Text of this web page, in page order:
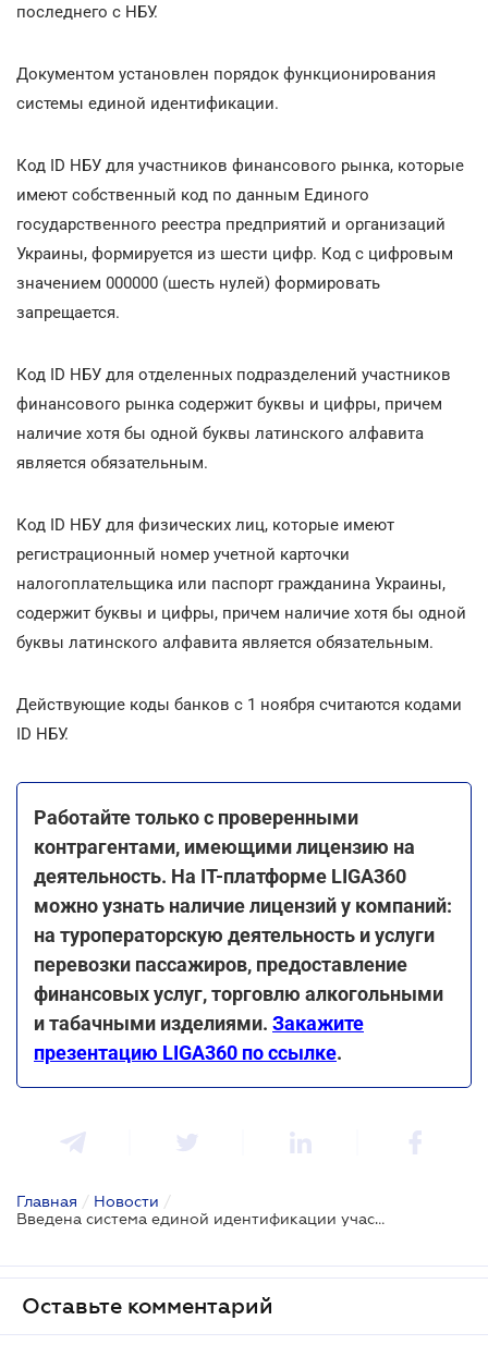
последнего с НБУ.
Документом установлен порядок функционирования
системы единой идентификации.
Код ID НБУ для участников финансового рынка, которые
имеют собственный код по данным Единого
государственного реестра предприятий и организаций
Украины, формируется из шести цифр. Код с цифровым
значением 000000 (шесть нулей) формировать
запрещается.
Код ID НБУ для отделенных подразделений участников
финансового рынка содержит буквы и цифры, причем
наличие хотя бы одной буквы латинского алфавита
является обязательным.
Код ID НБУ для физических лиц, которые имеют
регистрационный номер учетной карточки
налогоплательщика или паспорт гражданина Украины,
содержит буквы и цифры, причем наличие хотя бы одной
буквы латинского алфавита является обязательным.
Действующие коды банков с 1 ноября считаются кодами
ID НБУ.
Работайте только с проверенными
контрагентами, имеющими лицензию на
деятельность. На ІТ-платформе LIGA360
можно узнать наличие лицензий у компаний:
на туроператорскую деятельность и услуги
перевозки пассажиров, предоставление
финансовых услуг, торговлю алкогольными
и табачными изделиями. Закажите
презентацию LIGA360 по ссылке.
Главная / Новости /
Введена система единой идентификации участников финансового рынка Украины
Оставьте комментарий